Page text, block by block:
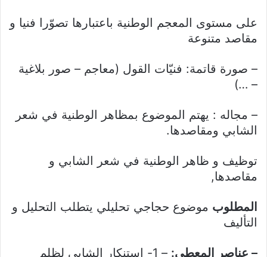
على مستوى المعجم الوطنية باعتبارها تصوّرا فنيا و
مقاصد متنوعة
– صورة قاتمة: فنيّات القول (معاجم – صور بلاغية
– …)
– مجاله : يهتم الموضوع بمظاهر الوطنية في شعر
الشابي ومقاصدها.
توظيف و ظاهر الوطنية في شعر الشابي و
مقاصدها,
المطلوب موضوع حجاجي تحليلي يتطلب التحليل و
التأليف
– عناصر المعطى: – 1- استنكار الشابي لظلم